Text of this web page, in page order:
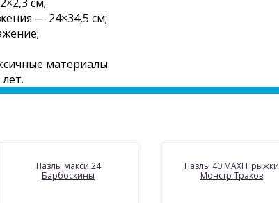
— 24×34,5 см;
материалы.
Пазлы макси 24
Барбоскины
Пазлы 40 MAXI Прыжки
Монстр Траков